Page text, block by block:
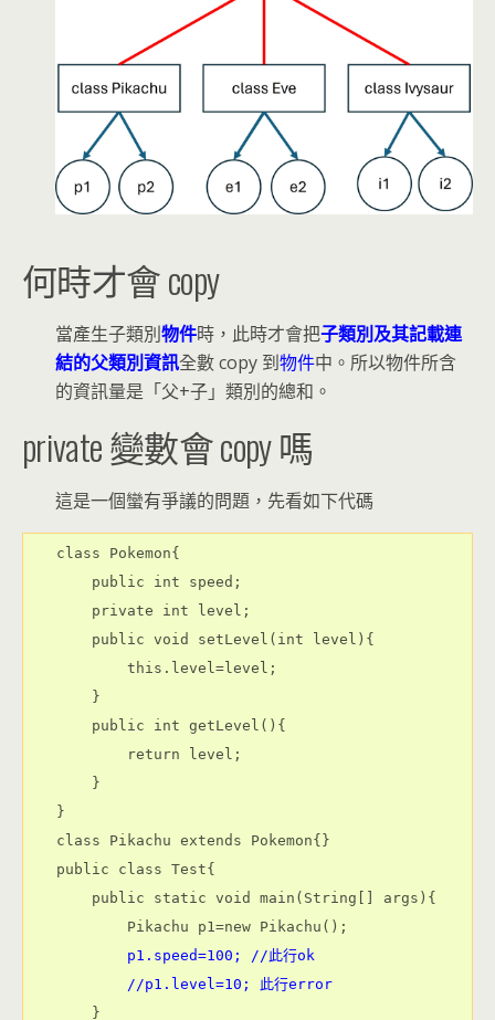
何時才會 copy
當產生子類別物件時，此時才會把子類別及其記載連
結的父類別資訊全數 copy 到物件中。所以物件所含
的資訊量是「父+子」類別的總和。
private 變數會 copy 嗎
這是一個蠻有爭議的問題，先看如下代碼
class Pokemon{
    public int speed;
    private int level;
    public void setLevel(int level){
        this.level=level;
    }
    public int getLevel(){
        return level;
    }
}
class Pikachu extends Pokemon{}
public class Test{
    public static void main(String[] args){
        p1.speed=100; //此行ok
        //p1.level=10; 此行error
    }